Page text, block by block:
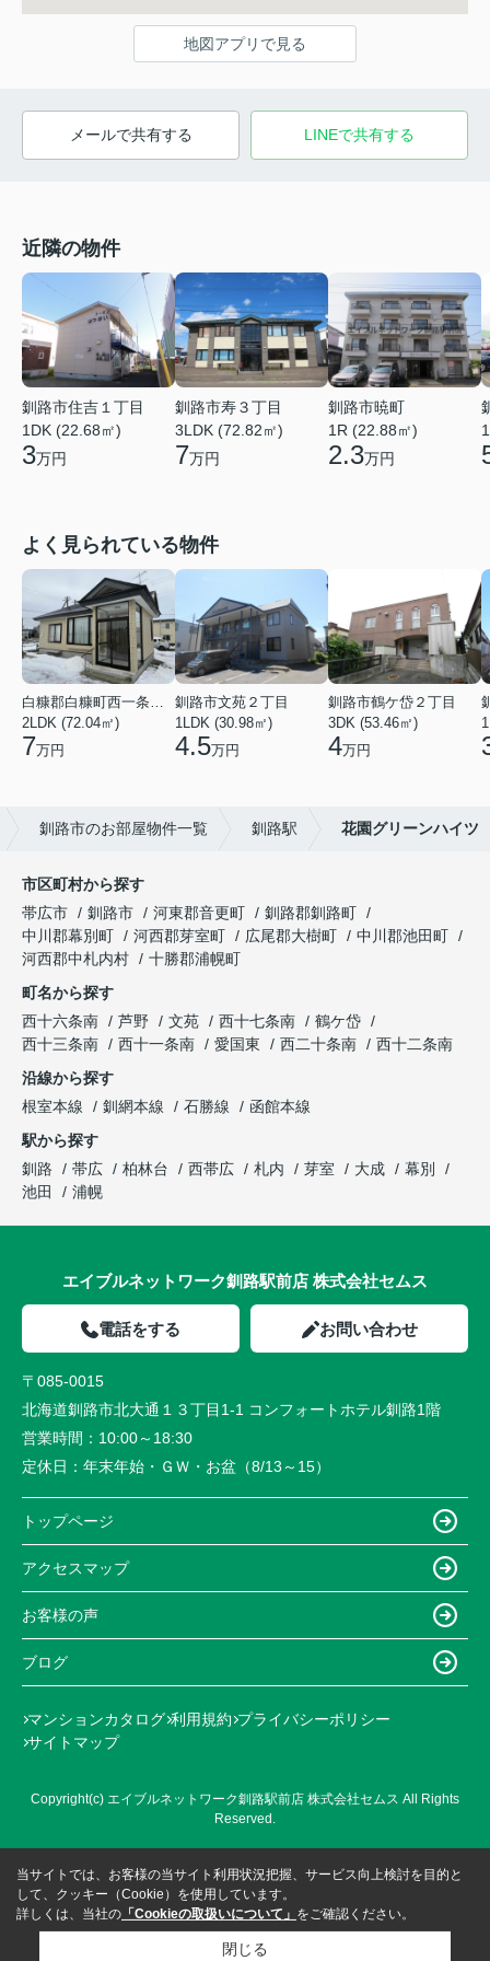
地図アプリで見る
メールで共有する LINEで共有する
近隣の物件
釧路市住吉１丁目
1DK (22.68㎡)
3万円
釧路市寿３丁目
3LDK (72.82㎡)
7万円
釧路市暁町
1R (22.88㎡)
2.3万円
よく見られている物件
白糠郡白糠町西一条南４丁目
2LDK (72.04㎡)
7万円
釧路市文苑２丁目
1LDK (30.98㎡)
4.5万円
釧路市鶴ケ岱２丁目
3DK (53.46㎡)
4万円
釧路市のお部屋物件一覧 釧路駅 花園グリーンハイツ
市区町村から探す
帯広市
釧路市 河東郡音更町
釧路郡釧路町
中川郡幕別町
河西郡芽室町 広尾郡大樹町
中川郡池田町
河西郡中札内村
十勝郡浦幌町
町名から探す
西十六条南
芦野 文苑 西十七条南
鶴ケ岱
西十三条南
西十一条南 愛国東 西二十条南
西十二条南
沿線から探す
根室本線
釧網本線 石勝線
函館本線
駅から探す
釧路
帯広 柏林台 西帯広 札内 芽室 大成
幕別
池田
浦幌
エイブルネットワーク釧路駅前店 株式会社セムス
電話をする お問い合わせ
〒085-0015
北海道釧路市北大通１３丁目1-1 コンフォートホテル釧路1階
営業時間： 10:00～18:30
定休日： 年末年始・ＧＷ・お盆（8/13～15）
トップページ
アクセスマップ
お客様の声
ブログ
マンションカタログ 利用規約 プライバシーポリシー
サイトマップ
Copyright(c) エイブルネットワーク釧路駅前店 株式会社セムス All Rights
Reserved.
当サイトでは、お客様の当サイト利用状況把握、サービス向上検討を目的と
して、クッキー（Cookie）を使用しています。
詳しくは、当社の 「Cookieの取扱いについて」 をご確認ください。
閉じる